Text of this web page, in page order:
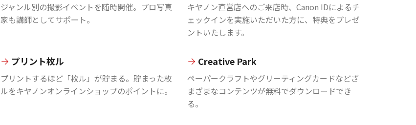
ジャンル別の撮影イベントを随時開催。プロ写真
家も講師としてサポート。
キヤノン直営店へのご来店時、Canon IDによるチ
ェックインを実施いただいた方に、特典をプレゼ
ントいたします。
プリント枚ル
プリントするほど「枚ル」が貯まる。貯まった枚
ルをキヤノンオンラインショップのポイントに。
Creative Park
ペーパークラフトやグリーティングカードなどざ
まざまなコンテンツが無料でダウンロードでき
る。